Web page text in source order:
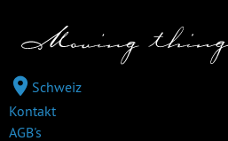
Schweiz
Kontakt
AGB's